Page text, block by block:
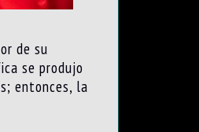
de su
se produjo
entonces, la